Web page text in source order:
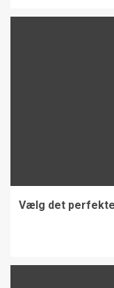
Vælg det